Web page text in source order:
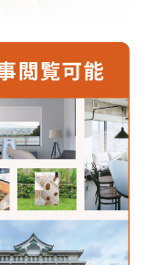
んでいた住宅プ
い塗料を探した
物質を含まない
でもツンとした
効果を持ち、健
門」では多面的に
ホールでは、石